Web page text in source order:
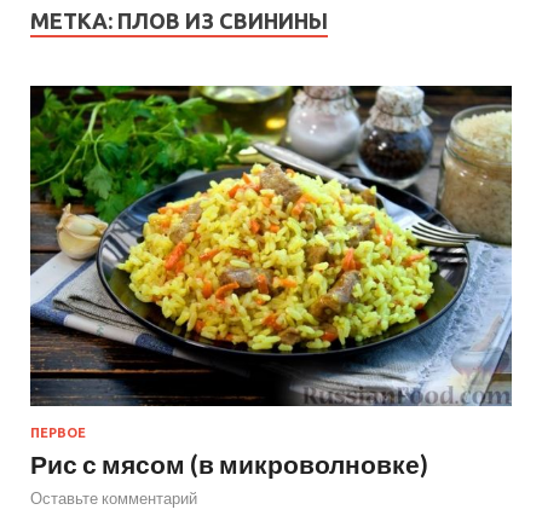
МЕТКА: ПЛОВ ИЗ СВИНИНЫ
ПЕРВОЕ
Рис с мясом (в микроволновке)
Оставьте комментарий